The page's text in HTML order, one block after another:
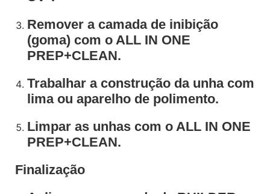
Remover a camada de inibição
(goma) com o ALL IN ONE
PREP+CLEAN.
Trabalhar a construção da unha com
lima ou aparelho de polimento.
Limpar as unhas com o ALL IN ONE
PREP+CLEAN.
Finalização